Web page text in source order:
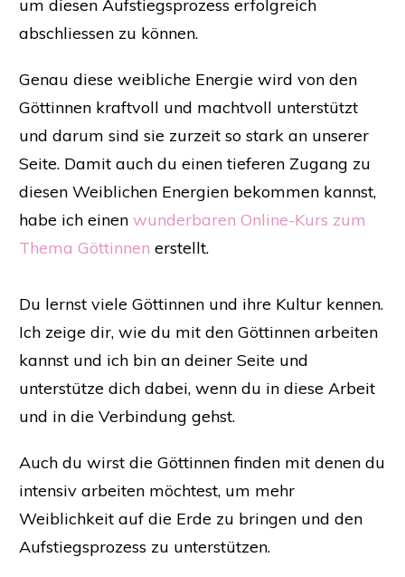
um diesen Aufstiegsprozess erfolgreich
abschliessen zu können.
Genau diese weibliche Energie wird von den
Göttinnen kraftvoll und machtvoll unterstützt
und darum sind sie zurzeit so stark an unserer
Seite. Damit auch du einen tieferen Zugang zu
diesen Weiblichen Energien bekommen kannst,
habe ich einen wunderbaren Online-Kurs zum
Thema Göttinnen erstellt.
Du lernst viele Göttinnen und ihre Kultur kennen.
Ich zeige dir, wie du mit den Göttinnen arbeiten
kannst und ich bin an deiner Seite und
unterstütze dich dabei, wenn du in diese Arbeit
und in die Verbindung gehst.
Auch du wirst die Göttinnen finden mit denen du
intensiv arbeiten möchtest, um mehr
Weiblichkeit auf die Erde zu bringen und den
Aufstiegsprozess zu unterstützen.